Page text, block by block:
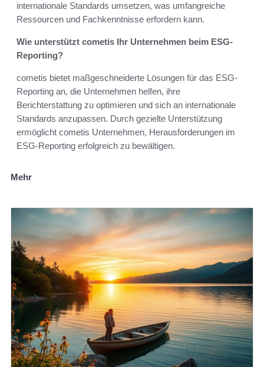
internationale Standards umsetzen, was umfangreiche
Ressourcen und Fachkenntnisse erfordern kann.
Wie unterstützt cometis Ihr Unternehmen beim ESG-
Reporting?
cometis bietet maßgeschneiderte Lösungen für das ESG-
Reporting an, die Unternehmen helfen, ihre
Berichterstattung zu optimieren und sich an internationale
Standards anzupassen. Durch gezielte Unterstützung
ermöglicht cometis Unternehmen, Herausforderungen im
ESG-Reporting erfolgreich zu bewältigen.
Mehr